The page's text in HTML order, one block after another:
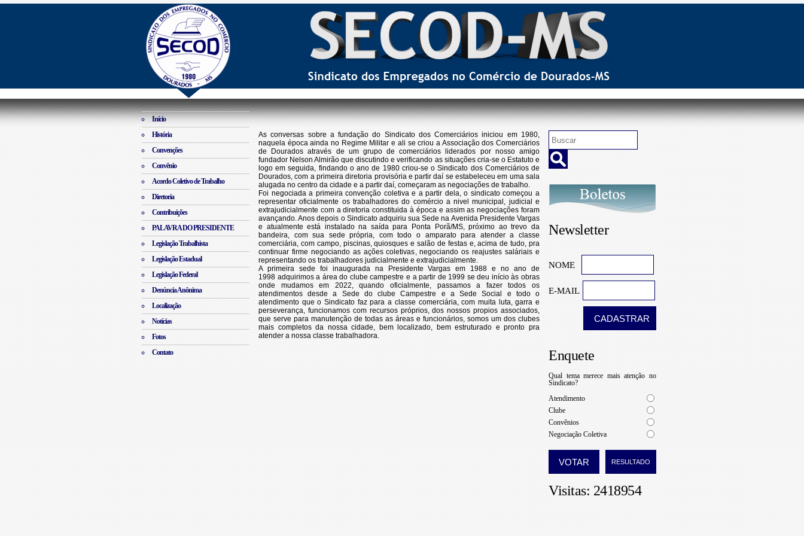
Início
História
Convenções
Convênio
Acordo Coletivo de Trabalho
Diretoria
Contribuições
PALAVRA DO PRESIDENTE
Legislação Trabalhista
Legislação Estadual
Legislação Federal
Denúncia Anônima
Localização
Notícias
Fotos
Contato
Newsletter
NOME
E-MAIL
Enquete
Qual tema merece mais atenção no
Sindicato?
Atendimento
Clube
Convênios
Negociação Coletiva
Visitas: 2418954